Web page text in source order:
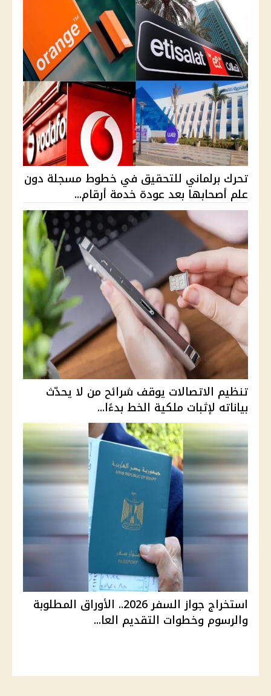
تحرك برلماني للتحقيق في خطوط مسجلة دون
علم أصحابها بعد عودة خدمة أرقام...
تنظيم الاتصالات يوقف شرائح من لا يحدّث
بياناته لإثبات ملكية الخط بدءًا...
استخراج جواز السفر 2026.. الأوراق المطلوبة
والرسوم وخطوات التقديم العا...